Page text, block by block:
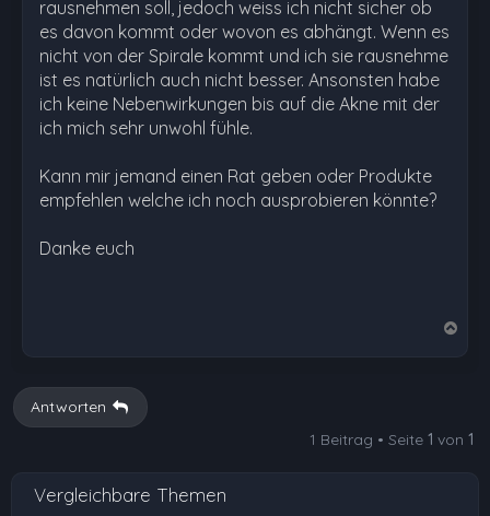
rausnehmen soll, jedoch weiss ich nicht sicher ob
es davon kommt oder wovon es abhängt. Wenn es
nicht von der Spirale kommt und ich sie rausnehme
ist es natürlich auch nicht besser. Ansonsten habe
ich keine Nebenwirkungen bis auf die Akne mit der
ich mich sehr unwohl fühle.
Kann mir jemand einen Rat geben oder Produkte
empfehlen welche ich noch ausprobieren könnte?
Danke euch
b
Antworten
1 Beitrag • Seite 1 von 1
Vergleichbare Themen